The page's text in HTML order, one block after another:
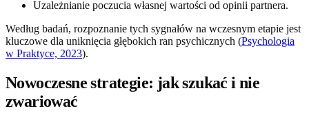
Uzależnianie poczucia własnej wartości od opinii partnera.
Według badań, rozpoznanie tych sygnałów na wczesnym etapie jest
kluczowe dla uniknięcia głębokich ran psychicznych (Psychologia
w Praktyce, 2023).
Nowoczesne strategie: jak szukać i nie
zwariować